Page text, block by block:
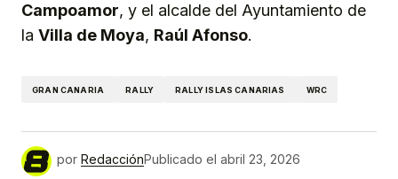
Campoamor, y el alcalde del Ayuntamiento de
la Villa de Moya, Raúl Afonso.
GRAN CANARIA RALLY RALLY ISLAS CANARIAS WRC
por RedacciónPublicado el abril 23, 2026